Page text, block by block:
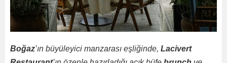
Boğaz’ın büyüleyici manzarası eşliğinde, Lacivert